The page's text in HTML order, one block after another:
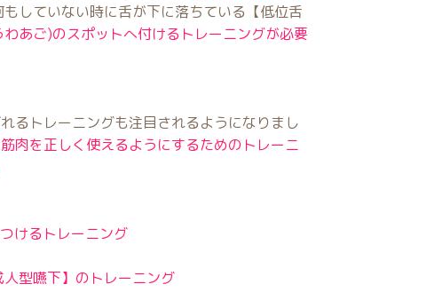
していない時に舌が下に落ちている【低位舌
あご)のスポットへ付けるトレーニングが必要
るトレーニングも注目されるようになりまし
肉を正しく使えるようにするためのトレーニ
けるトレーニング
型嚥下】のトレーニング